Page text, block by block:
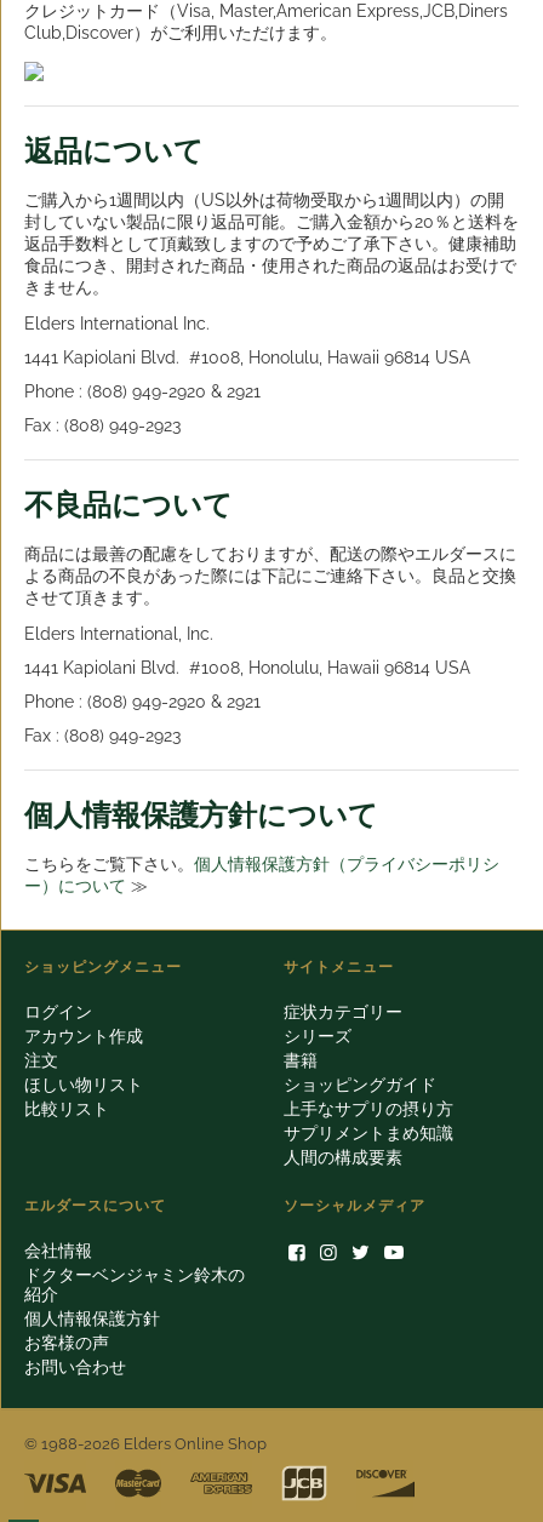
クレジットカード（Visa, Master,American Express,JCB,Diners
Club,Discover）がご利用いただけます。
返品について
ご購入から1週間以内（US以外は荷物受取から1週間以内）の開
封していない製品に限り返品可能。ご購入金額から20％と送料を
返品手数料として頂戴致しますので予めご了承下さい。健康補助
食品につき、開封された商品・使用された商品の返品はお受けで
きません。
Elders International Inc.
1441 Kapiolani Blvd. #1008, Honolulu, Hawaii 96814 USA
Phone : (808) 949-2920 & 2921
Fax : (808) 949-2923
不良品について
商品には最善の配慮をしておりますが、配送の際やエルダースに
よる商品の不良があった際には下記にご連絡下さい。良品と交換
させて頂きます。
Elders International, Inc.
1441 Kapiolani Blvd. #1008, Honolulu, Hawaii 96814 USA
Phone : (808) 949-2920 & 2921
Fax : (808) 949-2923
個人情報保護方針について
こちらをご覧下さい。 個人情報保護方針（プライバシーポリシ
ー）について ≫
ショッピングメニュー
ログイン
アカウント作成
注文
ほしい物リスト
比較リスト
サイトメニュー
症状カテゴリー
シリーズ
書籍
ショッピングガイド
上手なサプリの摂り方
サプリメントまめ知識
人間の構成要素
エルダースについて
会社情報
ドクターベンジャミン鈴木の
紹介
個人情報保護方針
お客様の声
お問い合わせ
ソーシャルメディア
© 1988-2026 Elders Online Shop